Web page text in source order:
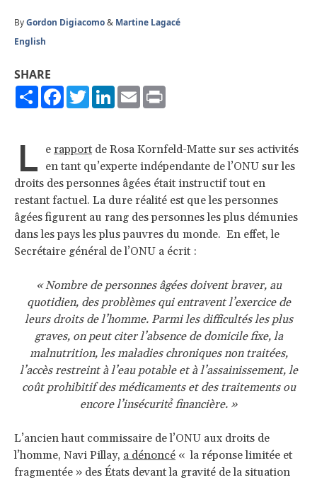
ByGordon Digiacomo& Martine Lagacé
English
SHARE
ShareFacebook
TwitterLinkedIn
Email
L e rapport de Rosa Kornfeld-Matte sur ses activités
en tant qu’experte indépendante de l’ONU sur les
droits des personnes âgées était instructif tout en
restant factuel. La dure réalité est que les personnes
âgées figurent au rang des personnes les plus démunies
dans les pays les plus pauvres du monde. En effet, le
Secrétaire général de l’ONU a écrit :
« Nombre de personnes âgées doivent braver, au
quotidien, des problèmes qui entravent l’exercice de
leurs droits de l’homme. Parmi les difficultés les plus
graves, on peut citer l’absence de domicile fixe, la
malnutrition, les maladies chroniques non traitées,
l’accès restreint à l’eau potable et à l’assainissement, le
coût prohibitif des médicaments et des traitements ou
encore l’insécurité́ financière. »
L’ancien haut commissaire de l’ONU aux droits de
l’homme, Navi Pillay, a dénoncé « la réponse limitée et
fragmentée » des États devant la gravité de la situation